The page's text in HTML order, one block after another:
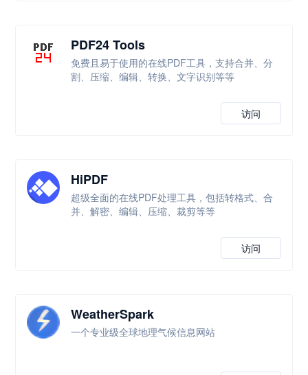
PDF24 Tools
免费且易于使用的在线PDF工具，支持合并、分
割、压缩、编辑、转换、文字识别等等
访问
HiPDF
超级全面的在线PDF处理工具，包括转格式、合
并、解密、编辑、压缩、裁剪等等
访问
WeatherSpark
一个专业级全球地理气候信息网站